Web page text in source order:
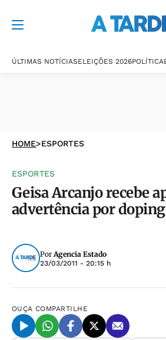
ÚLTIMAS NOTÍCIASELEIÇÕES 2026POLÍTICA
HOME>ESPORTES
ESPORTES
Geisa Arcanjo recebe
advertência por doping
PorAgencia Estado
23/03/2011 - 20:15 h
OUÇA COMPARTILHE